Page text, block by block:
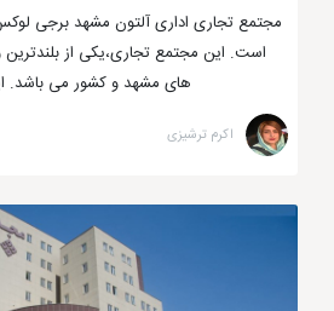
مجتمع تجاری اداری آلتون مشهد برجی
است. این مجتمع تجاری،یکی از
های مشهد و کشور می باشد.
اکرم ترشیزی